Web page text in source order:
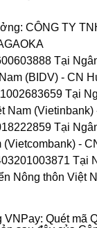
CÔNG TY
Tại
(BIDV) - CN
Tại
Nam (Vietinbank)
Tại
-
Tại
Nông thôn Việt
VNPay: Quét mã